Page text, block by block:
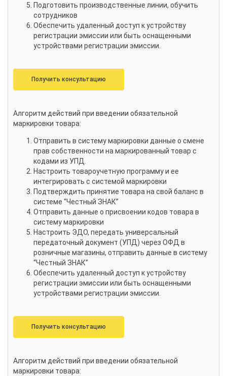
Подготовить производственные линии, обучить
сотрудников
Обеспечить удаленный доступ к устройству
регистрации эмиссии или быть оснащенными
устройствами регистрации эмиссии.
Получить консультацию
Алгоритм действий при введении обязательной
маркировки товара:
Отправить в систему маркировки данные о смене
прав собственности на маркированный товар с
кодами из УПД.
Настроить товароучетную программу и ее
интегрировать с системой маркировки
Подтверждить принятие товара на свой баланс в
системе “Честный ЗНАК”
Отправить данные о присвоении кодов товара в
систему маркировки
Настроить ЭДО, передать универсальный
передаточный документ (УПД) через ОФД в
розничные магазины, отправить данные в систему
“Честный ЗНАК”
Обеспечить удаленный доступ к устройству
регистрации эмиссии или быть оснащенными
устройствами регистрации эмиссии.
Получить консультацию
Алгоритм действий при введении обязательной
маркировки товара: